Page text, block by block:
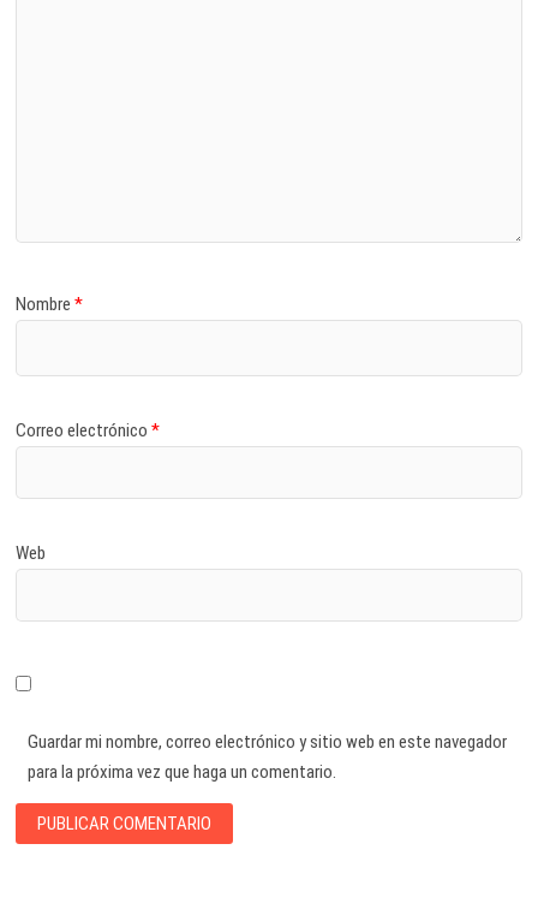
Nombre*
Correo electrónico*
Web
Guardar mi nombre, correo electrónico y sitio web en este navegador
para la próxima vez que haga un comentario.